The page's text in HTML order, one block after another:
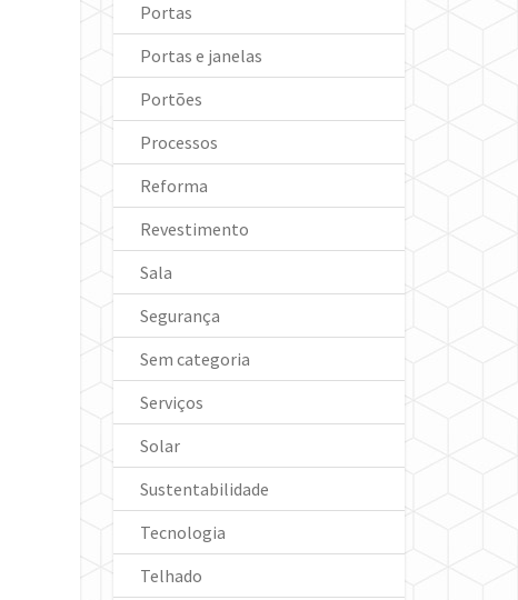
Portas
Portas e janelas
Portões
Processos
Reforma
Revestimento
Sala
Segurança
Sem categoria
Serviços
Solar
Sustentabilidade
Tecnologia
Telhado